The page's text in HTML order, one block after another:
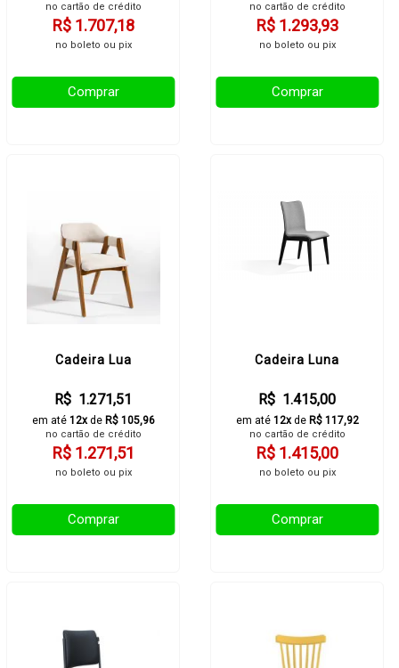
no cartão de crédito
R$ 1.707,18
no boleto ou pix
Comprar
no cartão de crédito
R$ 1.293,93
no boleto ou pix
Comprar
Cadeira Lua
R$ 1.271,51
em até 12xde R$ 105,96
no cartão de crédito
R$ 1.271,51
no boleto ou pix
Comprar
Cadeira Luna
R$ 1.415,00
em até 12xde R$ 117,92
no cartão de crédito
R$ 1.415,00
no boleto ou pix
Comprar